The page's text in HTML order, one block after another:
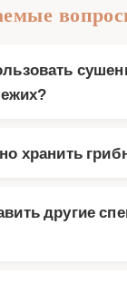
хранить
другие